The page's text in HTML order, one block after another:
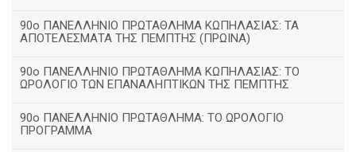
90ο ΠΑΝΕΛΛΗΝΙΟ ΠΡΩΤΑΘΛΗΜΑ ΚΩΠΗΛΑΣΙΑΣ: ΤΑ
ΑΠΟΤΕΛΕΣΜΑΤΑ ΤΗΣ ΠΕΜΠΤΗΣ (ΠΡΩΙΝΑ)
90o ΠΑΝΕΛΛΗΝΙΟ ΠΡΩΤΑΘΛΗΜΑ ΚΩΠΗΛΑΣΙΑΣ: ΤΟ
ΩΡΟΛΟΓΙΟ ΤΩΝ ΕΠΑΝΑΛΗΠΤΙΚΩΝ ΤΗΣ ΠΕΜΠΤΗΣ
90ο ΠΑΝΕΛΛΗΝΙΟ ΠΡΩΤΑΘΛΗΜΑ: ΤΟ ΩΡΟΛΟΓΙΟ
ΠΡΟΓΡΑΜΜΑ